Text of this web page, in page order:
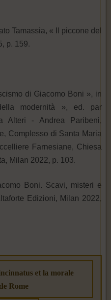
Tamassia, « Il piccone del
p. 159.
di Giacomo Boni », in
modernità », ed. par
Alteri - Andrea Paribeni,
Complesso di Santa Maria
Farnesiane, Chiesa
Milan 2022, p. 103.
Boni. Scavi, misteri e
Edizioni, Milan 2022,
et la morale
Rome